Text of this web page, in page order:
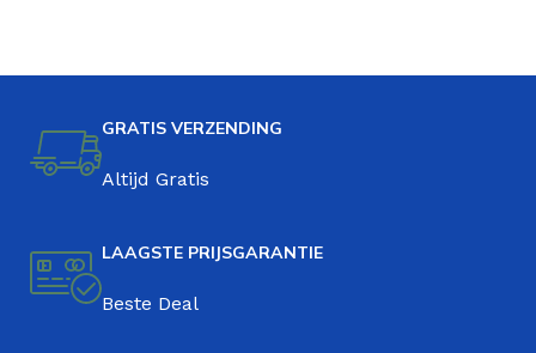
GRATIS VERZENDING
Altijd Gratis
LAAGSTE PRIJSGARANTIE
Beste Deal